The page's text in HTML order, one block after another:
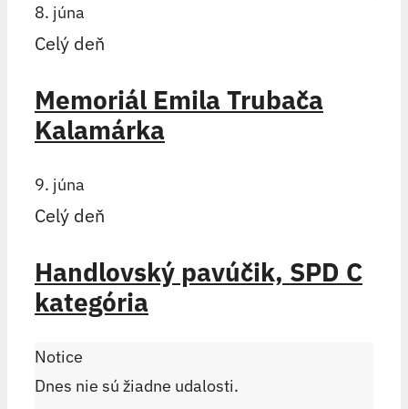
8. júna
Celý deň
Memoriál Emila Trubača
Kalamárka
9. júna
Celý deň
Handlovský pavúčik, SPD C
kategória
Notice
Dnes nie sú žiadne udalosti.